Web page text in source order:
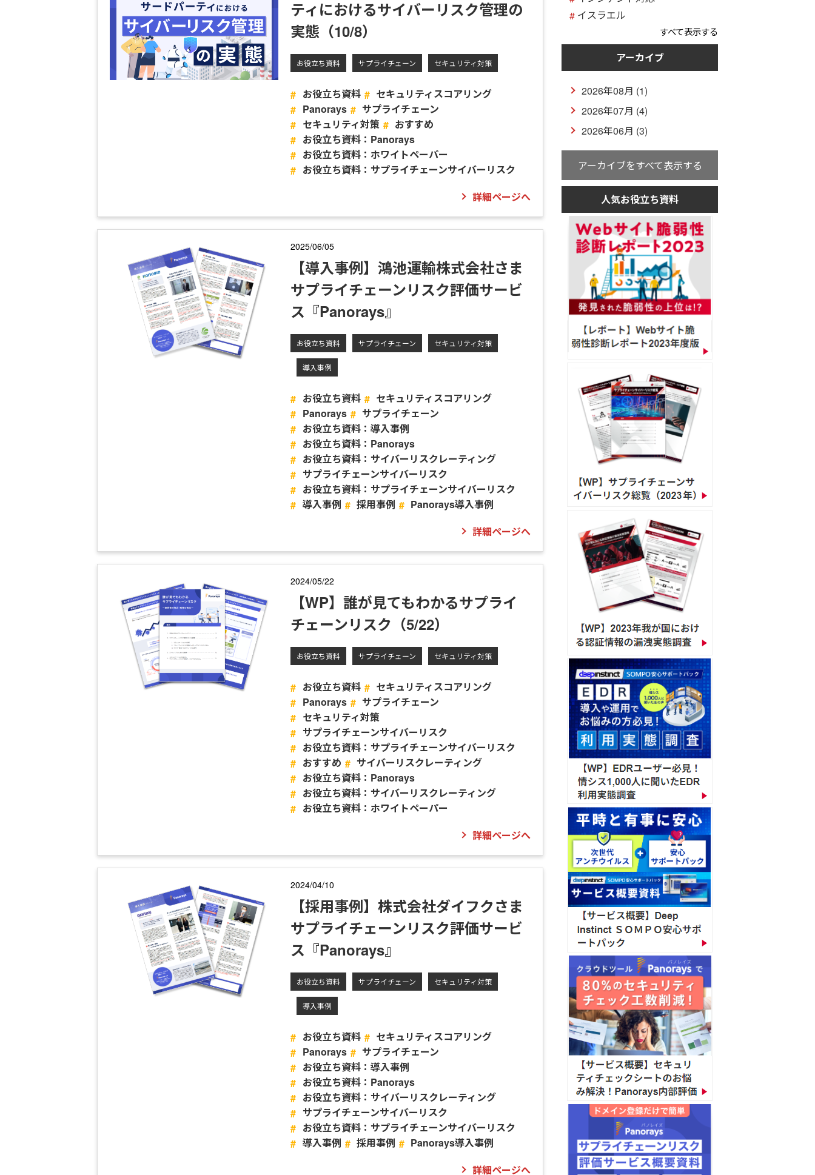
ティにおけるサイバーリスク管理の
実態（10/8）
お役立ち資料 サプライチェーン セキュリティ対策
お役立ち資料
セキュリティスコアリング
Panorays
サプライチェーン
セキュリティ対策
おすすめ
お役立ち資料：Panorays
お役立ち資料：ホワイトペーパー
お役立ち資料：サプライチェーンサイバーリスク
詳細ページへ
2025/06/05
【導入事例】鴻池運輸株式会社さま
サプライチェーンリスク評価サービ
ス『Panorays』
お役立ち資料 サプライチェーン セキュリティ対策
導入事例
お役立ち資料
セキュリティスコアリング
Panorays
サプライチェーン
お役立ち資料：導入事例
お役立ち資料：Panorays
お役立ち資料：サイバーリスクレーティング
サプライチェーンサイバーリスク
お役立ち資料：サプライチェーンサイバーリスク
導入事例
採用事例
Panorays導入事例
詳細ページへ
2024/05/22
【WP】誰が見てもわかるサプライ
チェーンリスク（5/22）
お役立ち資料 サプライチェーン セキュリティ対策
お役立ち資料
セキュリティスコアリング
Panorays
サプライチェーン
セキュリティ対策
サプライチェーンサイバーリスク
お役立ち資料：サプライチェーンサイバーリスク
おすすめ
サイバーリスクレーティング
お役立ち資料：Panorays
お役立ち資料：サイバーリスクレーティング
お役立ち資料：ホワイトペーパー
詳細ページへ
2024/04/10
【採用事例】株式会社ダイフクさま
サプライチェーンリスク評価サービ
ス『Panorays』
お役立ち資料 サプライチェーン セキュリティ対策
導入事例
お役立ち資料
セキュリティスコアリング
Panorays
サプライチェーン
お役立ち資料：導入事例
お役立ち資料：Panorays
お役立ち資料：サイバーリスクレーティング
サプライチェーンサイバーリスク
お役立ち資料：サプライチェーンサイバーリスク
導入事例
採用事例
Panorays導入事例
詳細ページへ
イスラエル
すべて表示する
アーカイブ
2026年08月 (1)
2026年07月 (4)
2026年06月 (3)
アーカイブをすべて表示する
人気お役立ち資料